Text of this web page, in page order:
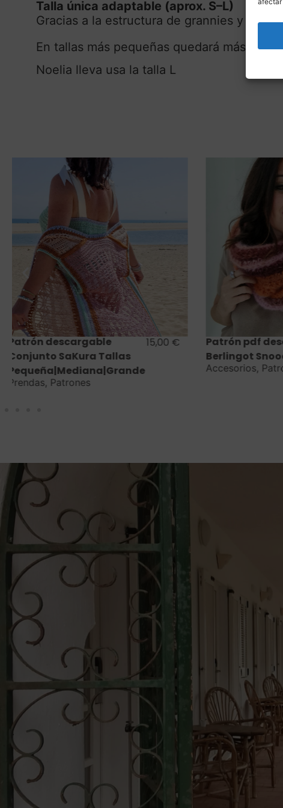
Talla única adaptable (aprox. S–L)
Gracias a la estructura de grannies y al
En tallas más pequeñas quedará más
Noelia lleva usa la talla L
Saber más
Patrón pdf descargable
Berlingot Snood
Accesorios,Patrones
4,90€
Patrón pdf
Portimâo